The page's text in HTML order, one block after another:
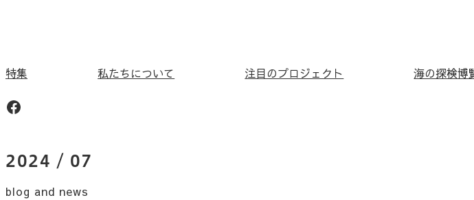
ス
ッ
特集 私たちについて 注目のプロジェクト 海の探検博
Facebook
2024 / 07
blog and news